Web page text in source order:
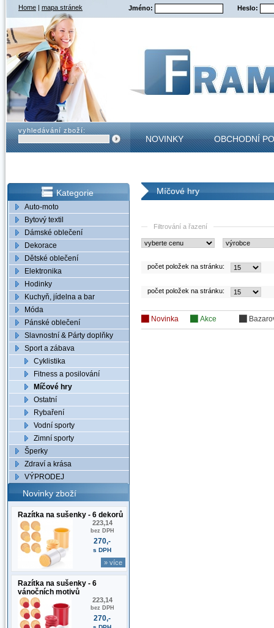
Home | mapa stránek Jméno: Heslo:
vyhledávání zboží:
NOVINKY OBCHODNÍ
Kategorie
Auto-moto
Bytový textil
Dámské oblečení
Dekorace
Dětské oblečení
Elektronika
Hodinky
Kuchyň, jídelna a bar
Móda
Pánské oblečení
Slavnostní & Párty doplňky
Sport a zábava
Cyklistika
Fitness a posilování
Míčové hry
Ostatní
Rybaření
Vodní sporty
Zimní sporty
Šperky
Zdraví a krása
VÝPRODEJ
Novinky zboží
Razítka na sušenky - 6 dekorů
223,14
bez DPH
270,-
s DPH
» více
Razítka na sušenky - 6
vánočních motivů
223,14
bez DPH
270,-
Míčové hry
Filtrování a řazení
počet položek na stránku:
počet položek na stránku:
Novinka Akce